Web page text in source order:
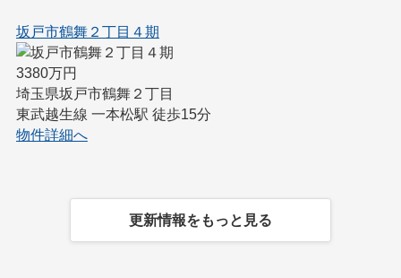
坂戸市鶴舞２丁目４期
3380万円
埼玉県坂戸市鶴舞２丁目
東武越生線 一本松駅 徒歩15分
物件詳細へ
更新情報をもっと見る